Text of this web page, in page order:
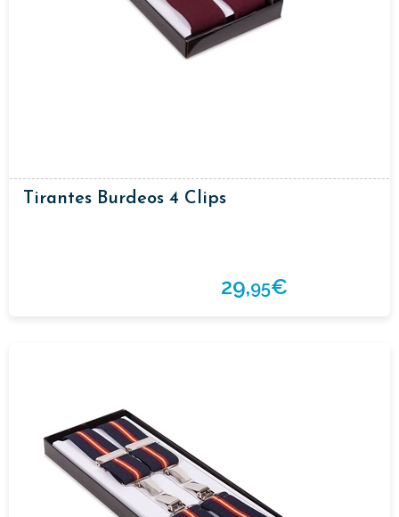
Tirantes Burdeos 4 Clips
29,95€